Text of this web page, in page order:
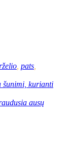
, pats,
šunimi, kurianti
ausų